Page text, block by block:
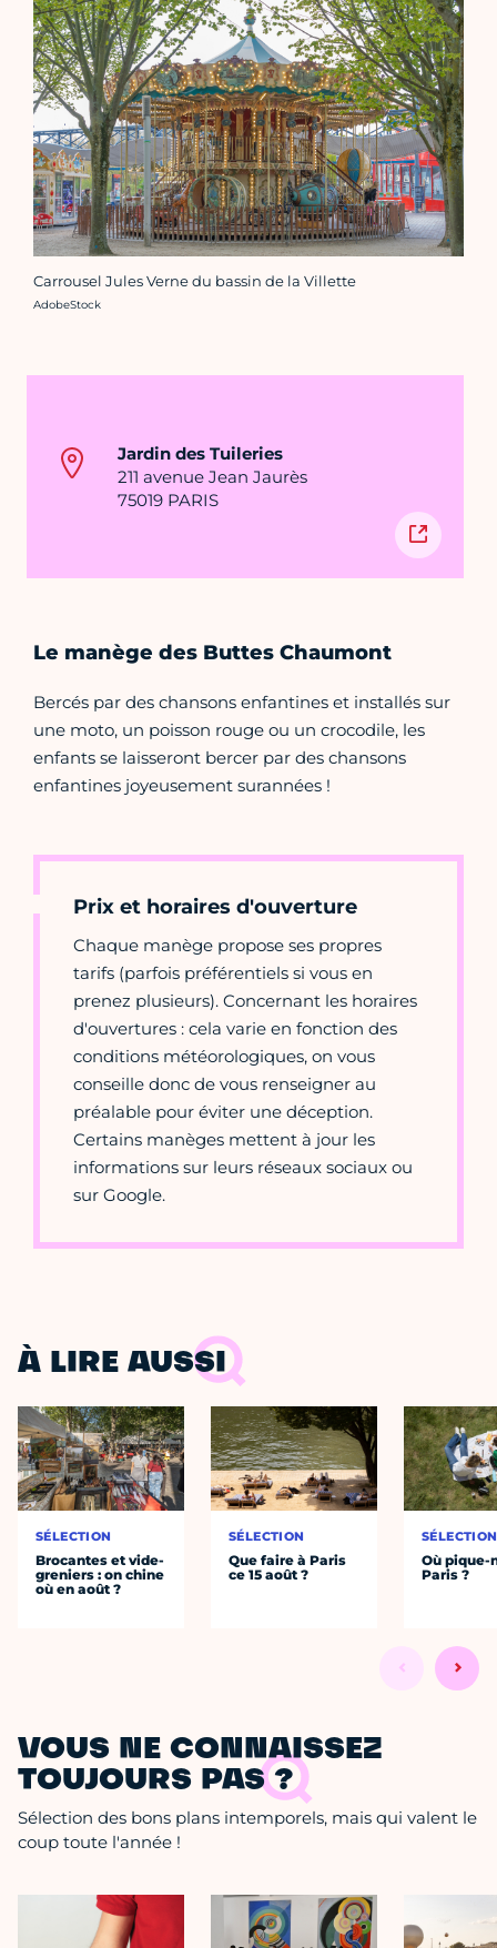
Carrousel Jules Verne du bassin de la Villette
Crédit photo :
AdobeStock
Jardin des Tuileries
211 avenue Jean Jaurès
75019 PARIS
Le manège des Buttes Chaumont
Bercés par des chansons enfantines et installés sur
une moto, un poisson rouge ou un crocodile, les
enfants se laisseront bercer par des chansons
enfantines joyeusement surannées !
Prix et horaires d'ouverture
Chaque manège propose ses propres
tarifs (parfois préférentiels si vous en
prenez plusieurs). Concernant les horaires
d'ouvertures : cela varie en fonction des
conditions météorologiques, on vous
conseille donc de vous renseigner au
préalable pour éviter une déception.
Certains manèges mettent à jour les
informations sur leurs réseaux sociaux ou
sur Google.
À LIRE AUSSI
SÉLECTION
Brocantes et vide-
greniers : on chine
où en août ?
SÉLECTION
Que faire à Paris
ce 15 août ?
SÉLECTION
Où pique-
Paris ?
VOUS NE CONNAISSEZ
TOUJOURS PAS ?
Sélection des bons plans intemporels, mais qui valent le
coup toute l'année !